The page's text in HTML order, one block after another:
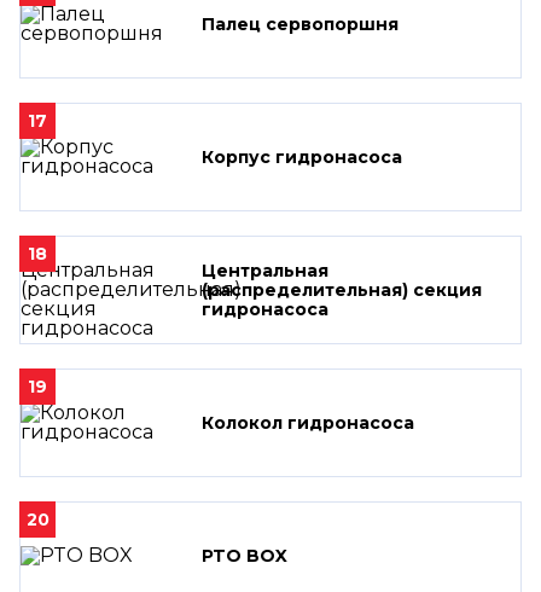
Палец сервопоршня
17
Корпус гидронасоса
18
Центральная
(распределительная) секция
гидронасоса
19
Колокол гидронасоса
20
PTO BOX